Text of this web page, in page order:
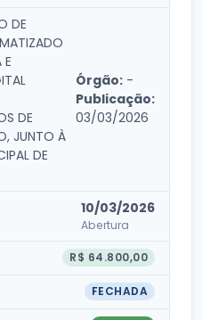
DE
E
DE
JUNTO À
DE
Órgão: -
Publicação:
03/03/2026
10/03/2026
Abertura
R$ 64.800,00
FECHADA